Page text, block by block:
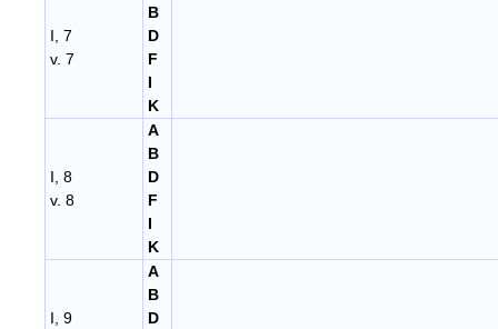
I, 7
v. 7
B
D
F
I
K
I, 8
v. 8
A
B
D
F
I
K
I, 9
A
B
D